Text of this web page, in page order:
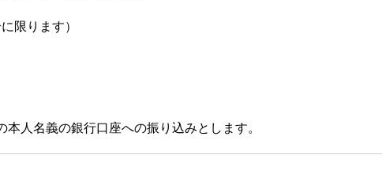
限ります）
人名義の銀行口座への振り込みとします。